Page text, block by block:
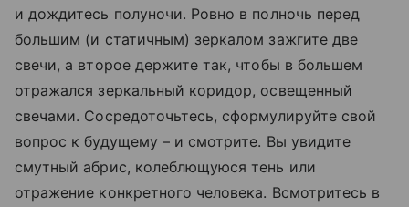
и дождитесь полуночи. Ровно в полночь перед
большим (и статичным) зеркалом зажгите две
свечи, а второе держите так, чтобы в большем
отражался зеркальный коридор, освещенный
свечами. Сосредоточьтесь, сформулируйте свой
вопрос к будущему – и смотрите. Вы увидите
смутный абрис, колеблющуюся тень или
отражение конкретного человека. Всмотритесь в